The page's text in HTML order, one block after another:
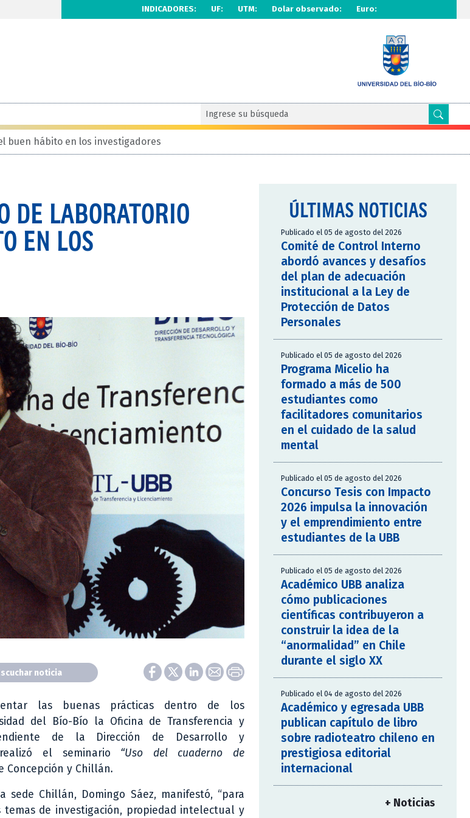
INDICADORES: UF: UTM: Dolar observado: Euro:
buen hábito en los investigadores
DE LABORATORIO
EN LOS
noticia
las buenas prácticas dentro de los
del Bío-Bío la Oficina de Transferencia y
de la Dirección de Desarrollo y
realizó el seminario “Uso del cuaderno de
Concepción y Chillán.
Chillán, Domingo Sáez, manifestó, “para
de investigación, propiedad intelectual y
ÚLTIMAS NOTICIAS
Publicado el 05 de agosto del 2026
Comité de Control Interno
abordó avances y desafíos
del plan de adecuación
institucional a la Ley de
Protección de Datos
Personales
Publicado el 05 de agosto del 2026
Programa Micelio ha
formado a más de 500
estudiantes como
facilitadores comunitarios
en el cuidado de la salud
mental
Publicado el 05 de agosto del 2026
Concurso Tesis con Impacto
2026 impulsa la innovación
y el emprendimiento entre
estudiantes de la UBB
Publicado el 05 de agosto del 2026
Académico UBB analiza
cómo publicaciones
científicas contribuyeron a
construir la idea de la
“anormalidad” en Chile
durante el siglo XX
Publicado el 04 de agosto del 2026
Académico y egresada UBB
publican capítulo de libro
sobre radioteatro chileno en
prestigiosa editorial
internacional
+ Noticias